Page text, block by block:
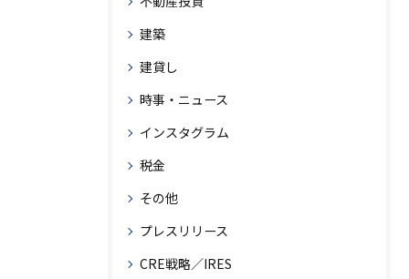
建築
建貸し
時事・ニュース
インスタグラム
税金
その他
プレスリリース
CRE戦略／IRES